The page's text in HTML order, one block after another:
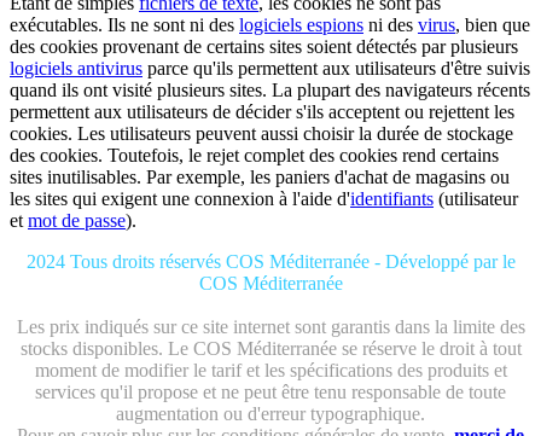
exécutables. Ils ne sont ni des logiciels espions ni des virus, bien que
des cookies provenant de certains sites soient détectés par plusieurs
logiciels antivirus parce qu'ils permettent aux utilisateurs d'être suivis
quand ils ont visité plusieurs sites. La plupart des navigateurs récents
permettent aux utilisateurs de décider s'ils acceptent ou rejettent les
cookies. Les utilisateurs peuvent aussi choisir la durée de stockage
des cookies. Toutefois, le rejet complet des cookies rend certains
sites inutilisables. Par exemple, les paniers d'achat de magasins ou
les sites qui exigent une connexion à l'aide d'identifiants (utilisateur
et mot de passe).
2024 Tous droits réservés COS Méditerranée - Développé par le
COS Méditerranée
Les prix indiqués sur ce site internet sont garantis dans la limite des
stocks disponibles. Le COS Méditerranée se réserve le droit à tout
moment de modifier le tarif et les spécifications des produits et
services qu'il propose et ne peut être tenu responsable de toute
augmentation ou d'erreur typographique.